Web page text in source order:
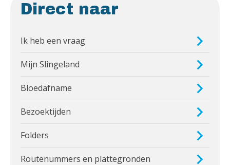
Direct naar
Ik heb een vraag
Mijn Slingeland
Bloedafname
Bezoektijden
Folders
Routenummers en plattegronden